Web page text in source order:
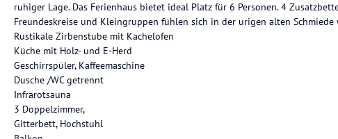
ruhiger Lage. Das Ferienhaus bietet ideal Platz für 6 Personen. 4
Freundeskreise und Kleingruppen fühlen sich in der urigen alten Schmiede
Rustikale Zirbenstube mit Kachelofen
Küche mit Holz- und E-Herd
Geschirrspüler, Kaffeemaschine
Dusche /WC getrennt
Infrarotsauna
3 Doppelzimmer,
Gitterbett, Hochstuhl